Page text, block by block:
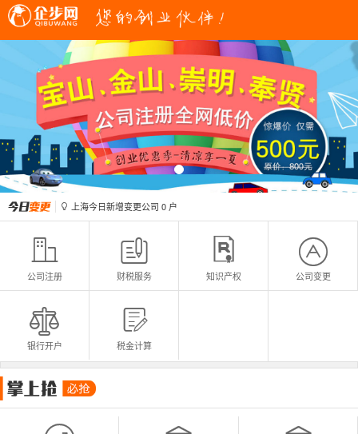
 上海今日新增变更公司
 上海今日新增注册公司0户
 上海今日新增变更公司 0 户

公司注册

财税服务

知识产权

公司变更

银行开户

税金计算